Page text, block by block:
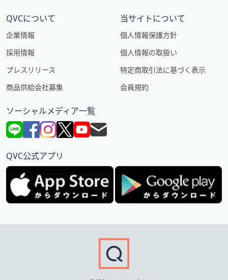
QVCについて
企業情報
採用情報
プレスリリース
商品供給会社募集
当サイトについて
個人情報保護方針
個人情報の取扱い
特定商取引法に基づく表示
会員規約
ソーシャルメディア一覧
QVC公式アプリ